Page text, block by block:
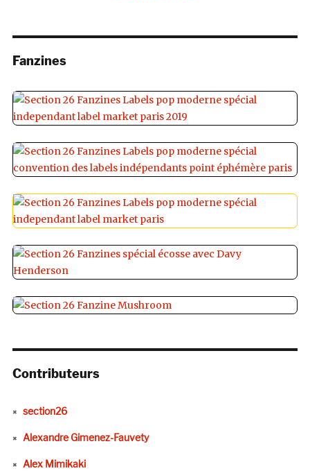
Fanzines
Contributeurs
section26
Alexandre Gimenez-Fauvety
Alex Mimikaki